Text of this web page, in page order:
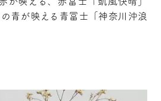
青が映える青冨士「神奈川沖浪